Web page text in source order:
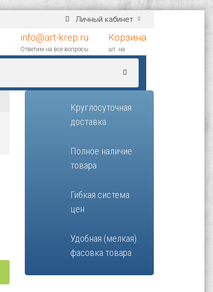
Личный кабинет
info@art-krep.ru
Ответим на все вопросы
Корзина
шт. на
Круглосуточная
доставка
Полное наличие
товара
Гибкая система
цен
Удобная (мелкая)
фасовка товара